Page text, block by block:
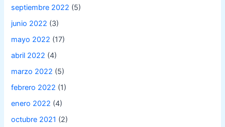
septiembre 2022 (5)
junio 2022 (3)
mayo 2022 (17)
abril 2022 (4)
marzo 2022 (5)
febrero 2022 (1)
enero 2022 (4)
octubre 2021 (2)